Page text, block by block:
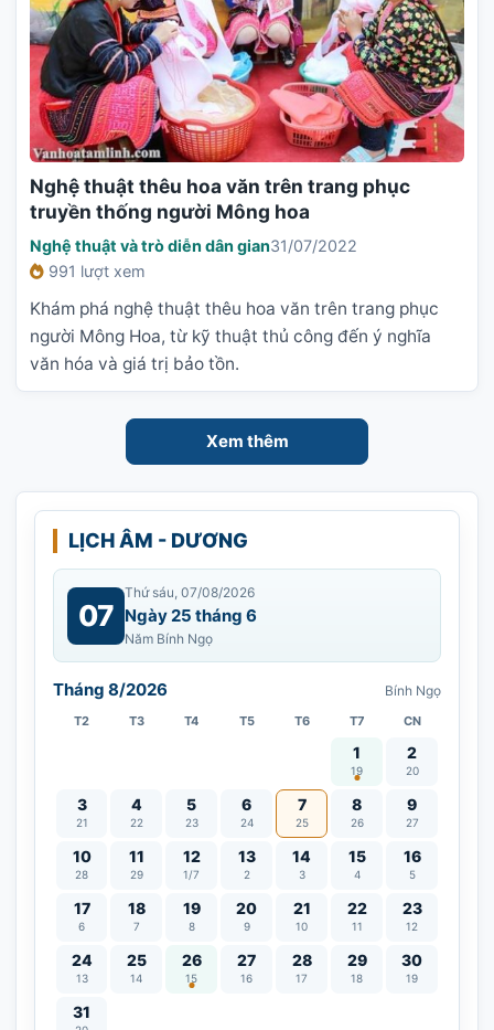
Nghệ thuật thêu hoa văn trên trang phục
truyền thống người Mông hoa
Nghệ thuật và trò diễn dân gian31/07/2022
991 lượt xem
Khám phá nghệ thuật thêu hoa văn trên trang phục
người Mông Hoa, từ kỹ thuật thủ công đến ý nghĩa
văn hóa và giá trị bảo tồn.
Xem thêm
LỊCH ÂM - DƯƠNG
07
Thứ sáu, 07/08/2026
Ngày 25 tháng 6
Năm Bính Ngọ
Tháng 8/2026 Bính Ngọ
T2 T3 T4 T5 T6 T7 CN
1
19
Vía Quán Thế Âm
2
20
3
21
4
22
5
23
6
24
7
25
8
26
9
27
10
28
11
29
12
1/7
13
2
14
3
15
4
16
5
17
6
18
7
19
8
20
9
21
10
22
11
23
12
24
13
25
14
26
15
Lễ Vu Lan 27
16
28
17
29
18
30
19
31